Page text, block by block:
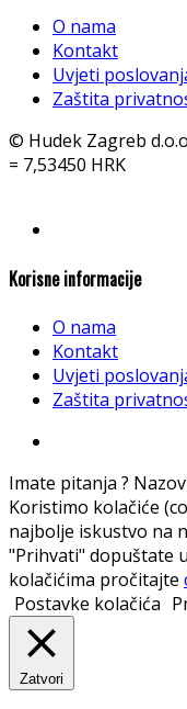
O nama
Kontakt
Uvjeti
Zaštita
© Hudek Zagreb
= 7,53450 HRK
Korisne informacije
O nama
Kontakt
Uvjeti
Zaštita
Imate pitanja ?
Koristimo kolačiće
najbolje iskustvo na
"Prihvati" dopuštate
kolačićima pročitajte
Postavke kolačića
Zatvori